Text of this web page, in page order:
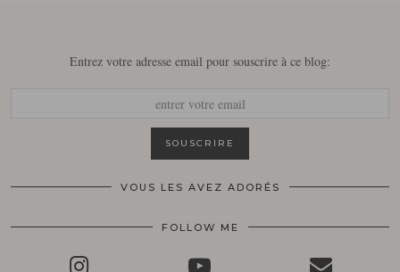
Entrez votre adresse email pour souscrire à ce blog:
VOUS LES AVEZ ADORÉS
FOLLOW ME